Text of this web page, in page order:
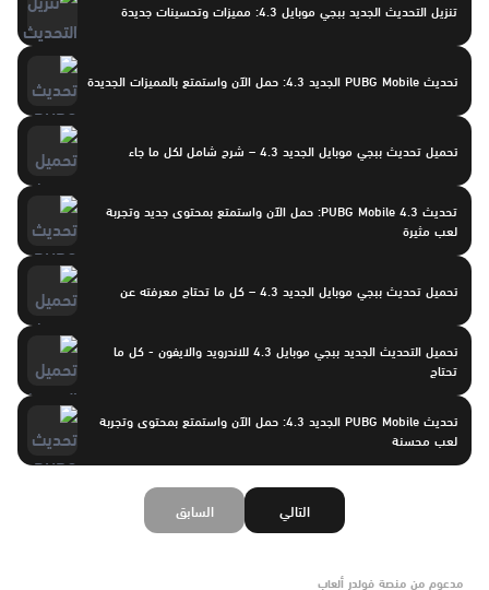
تنزيل التحديث الجديد ببجي موبايل 4.3: مميزات وتحسينات جديدة
تحديث PUBG Mobile الجديد 4.3: حمل الآن واستمتع بالمميزات الجديدة
تحميل تحديث ببجي موبايل الجديد 4.3 – شرح شامل لكل ما جاء
تحديث PUBG Mobile 4.3: حمل الآن واستمتع بمحتوى جديد وتجربة
لعب مثيرة
تحميل تحديث ببجي موبايل الجديد 4.3 – كل ما تحتاج معرفته عن
تحميل التحديث الجديد ببجي موبايل 4.3 للاندرويد والايفون - كل ما
تحتاج
تحديث PUBG Mobile الجديد 4.3: حمل الآن واستمتع بمحتوى وتجربة
لعب محسنة
السابق التالي
مدعوم من منصة فولدر ألعاب